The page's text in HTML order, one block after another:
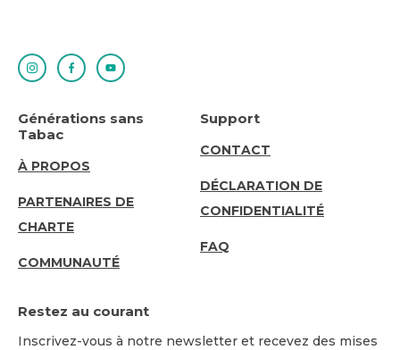
Générations sans
Tabac
ABOUT
US
À PROPOS
PARTENAIRES DE
CHARTE
COMMUNAUTÉ
Support
SUPPORT
CONTACT
DÉCLARATION DE
CONFIDENTIALITÉ
FAQ
Restez au courant
Inscrivez-vous à notre newsletter et recevez des mises